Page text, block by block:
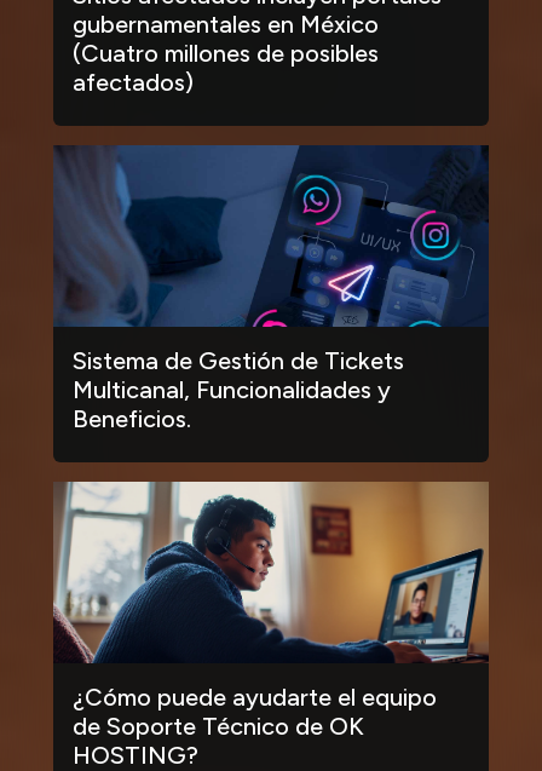
gubernamentales en México
(Cuatro millones de posibles
afectados)
Sistema de Gestión de Tickets
Multicanal, Funcionalidades y
Beneficios.
¿Cómo puede ayudarte el equipo
de Soporte Técnico de OK
HOSTING?